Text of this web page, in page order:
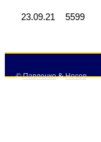
23.09.21 5599
©Павленко&Носов